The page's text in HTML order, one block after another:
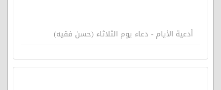
أدعية الأيام - دعاء يوم الثلاثاء (حسن فقيه)